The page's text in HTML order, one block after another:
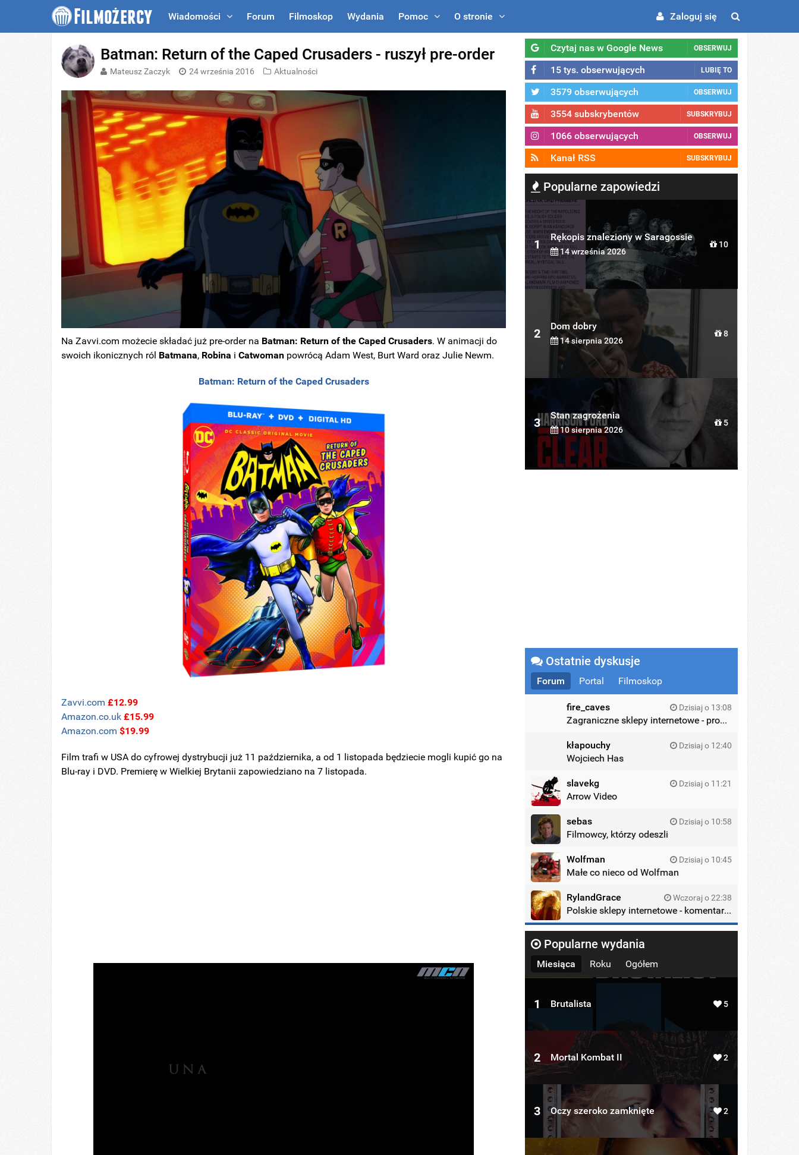
Wiadomości Forum Filmoskop Wydania Pomoc O stronie Zaloguj się
Batman: Return of the Caped Crusaders - ruszył pre-order
Mateusz Zaczyk 24 września 2016 Aktualności
Na Zavvi.com możecie składać już pre-order na Batman: Return of the Caped Crusaders. W animacji do
swoich ikonicznych ról Batmana, Robina iCatwoman powrócą Adam West, Burt Ward oraz Julie Newm.
Batman: Return of the Caped Crusaders
Zavvi.com £12.99
Amazon.co.uk £15.99
Amazon.com $19.99
Film trafi w USA do cyfrowej dystrybucji już 11 października, a od 1 listopada będziecie mogli kupić go na
Blu-ray i DVD. Premierę w Wielkiej Brytanii zapowiedziano na 7 listopada.
Czytaj nas w Google News OBSERWUJ
15 tys. obserwujących LUBIĘ TO
3579 obserwujących OBSERWUJ
3554 subskrybentów SUBSKRYBUJ
1066 obserwujących OBSERWUJ
Kanał RSS SUBSKRYBUJ
Popularne zapowiedzi
1
Rękopis znaleziony w Saragossie
14 września 2026
10
2
Dom dobry
14 sierpnia 2026
8
3
Stan zagrożenia
10 sierpnia 2026
5
Ostatnie dyskusje
Forum Portal Filmoskop
fire_caves Dzisiaj o 13:08
Zagraniczne sklepy internetowe - promocje
kłapouchy Dzisiaj o 12:40
Wojciech Has
slavekg Dzisiaj o 11:21
Arrow Video
sebas Dzisiaj o 10:58
Filmowcy, którzy odeszli
Wolfman Dzisiaj o 10:45
Małe co nieco od Wolfman
RylandGrace Wczoraj o 22:38
Polskie sklepy internetowe - komentarze
Popularne wydania
Miesiąca Roku Ogółem
1 Brutalista 5
2 Mortal Kombat II 2
3 Oczy szeroko zamknięte 2